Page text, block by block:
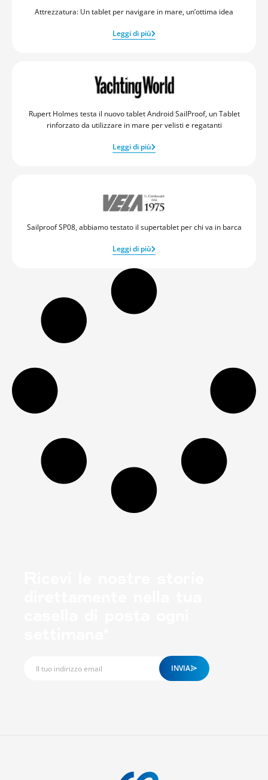
Attrezzatura: Un tablet per navigare in mare, un’ottima idea
Leggi di più
Rupert Holmes testa il nuovo tablet Android SailProof, un Tablet
rinforzato da utilizzare in mare per velisti e regatanti
Leggi di più
Sailproof SP08, abbiamo testato il supertablet per chi va in barca
Leggi di più
INVIA